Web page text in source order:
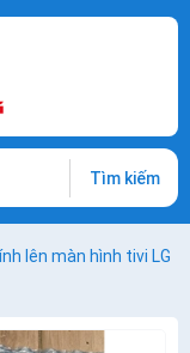
Tìm kiếm
lên màn hình tivi LG